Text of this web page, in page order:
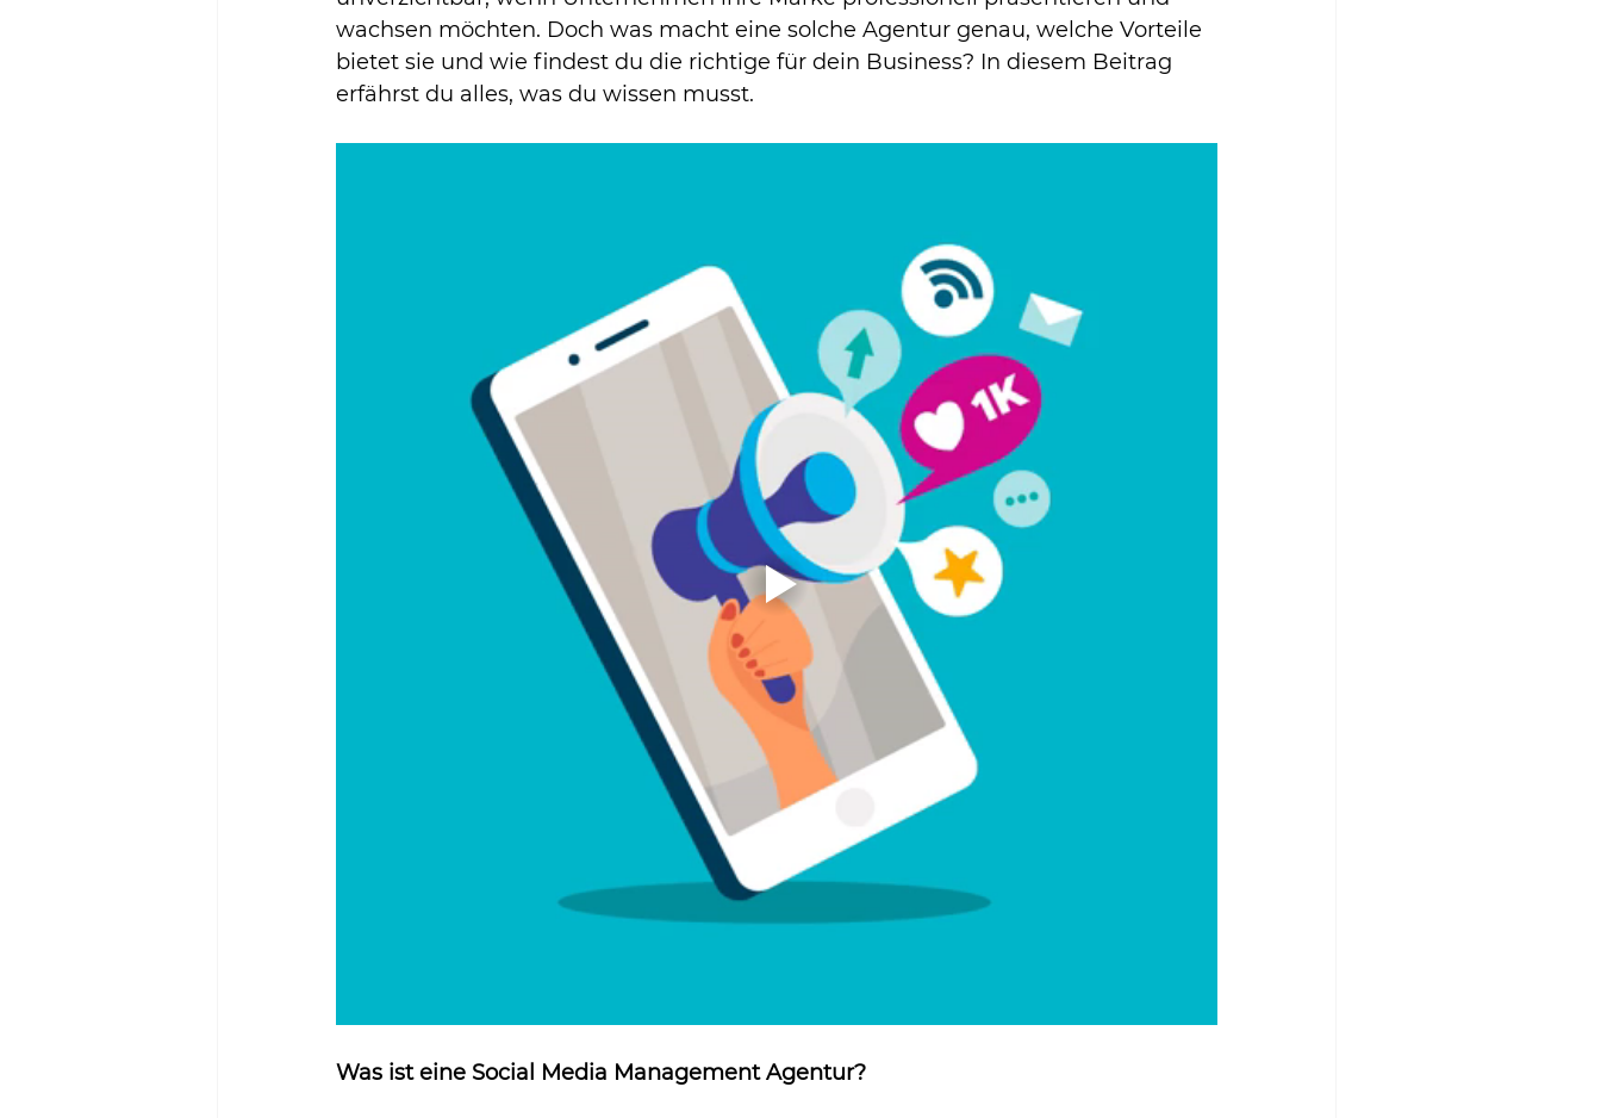
wachsen möchten. Doch was macht eine solche Agentur genau, welche Vorteile
bietet sie und wie findest du die richtige für dein Business? In diesem Beitrag
erfährst du alles, was du wissen musst.
Was ist eine Social Media Management Agentur?